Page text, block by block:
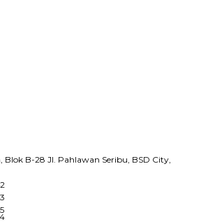
Blok B-28 Jl. Pahlawan Seribu, BSD City,